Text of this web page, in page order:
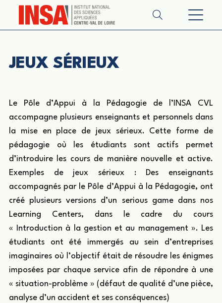
JEUX SÉRIEUX
Le Pôle d’Appui à la Pédagogie de l’INSA CVL
accompagne plusieurs enseignants et personnels dans
la mise en place de jeux sérieux. Cette forme de
pédagogie où les étudiants sont actifs permet
d’introduire les cours de manière nouvelle et active.
Exemples de jeux sérieux : Des enseignants
accompagnés par le Pôle d’Appui à la Pédagogie, ont
créé plusieurs versions d’un serious game dans nos
Learning Centers, dans le cadre du cours
« Introduction à la gestion et au management ». Les
étudiants ont été immergés au sein d’entreprises
imaginaires où l’objectif était de résoudre les énigmes
imposées par chaque service afin de répondre à une
« situation-problème » (défaut de qualité d’une pièce,
analyse d’un accident et ses conséquences)